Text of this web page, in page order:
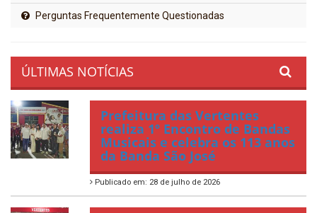
Perguntas Frequentemente Questionadas
ÚLTIMAS NOTÍCIAS
Prefeitura das Vertentes
realiza 1º Encontro de Bandas
Musicais e celebra os 113 anos
da Banda São José
Publicado em: 28 de julho de 2026